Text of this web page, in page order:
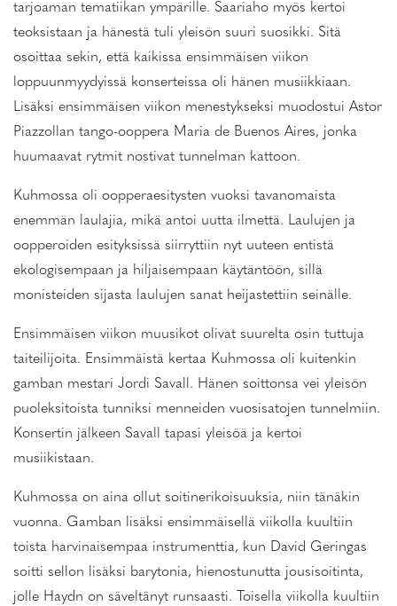
tarjoaman tematiikan ympärille. Saariaho myös kertoi
teoksistaan ja hänestä tuli yleisön suuri suosikki. Sitä
osoittaa sekin, että kaikissa ensimmäisen viikon
loppuunmyydyissä konserteissa oli hänen musiikkiaan.
Lisäksi ensimmäisen viikon menestykseksi muodostui Astor
Piazzollan tango-ooppera Maria de Buenos Aires, jonka
huumaavat rytmit nostivat tunnelman kattoon.
Kuhmossa oli oopperaesitysten vuoksi tavanomaista
enemmän laulajia, mikä antoi uutta ilmettä. Laulujen ja
oopperoiden esityksissä siirryttiin nyt uuteen entistä
ekologisempaan ja hiljaisempaan käytäntöön, sillä
monisteiden sijasta laulujen sanat heijastettiin seinälle.
Ensimmäisen viikon muusikot olivat suurelta osin tuttuja
taiteilijoita. Ensimmäistä kertaa Kuhmossa oli kuitenkin
gamban mestari Jordi Savall. Hänen soittonsa vei yleisön
puoleksitoista tunniksi menneiden vuosisatojen tunnelmiin.
Konsertin jälkeen Savall tapasi yleisöä ja kertoi
musiikistaan.
Kuhmossa on aina ollut soitinerikoisuuksia, niin tänäkin
vuonna. Gamban lisäksi ensimmäisellä viikolla kuultiin
toista harvinaisempaa instrumenttia, kun David Geringas
soitti sellon lisäksi barytonia, hienostunutta jousisoitinta,
jolle Haydn on säveltänyt runsaasti. Toisella viikolla kuultiin